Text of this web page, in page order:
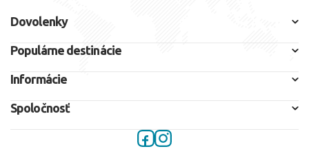
Dovolenky
Populárne destinácie
Informácie
Spoločnosť